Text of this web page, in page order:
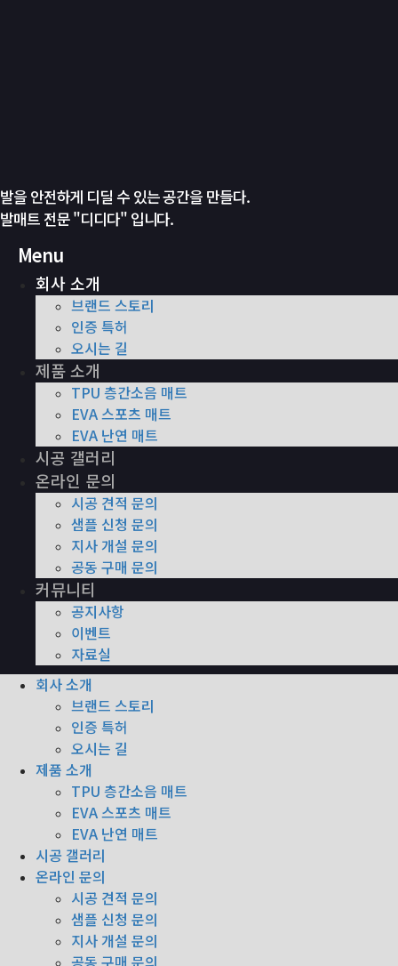
발을 안전하게 디딜 수 있는 공간을 만들다.
발매트 전문 "디디다" 입니다.
Menu
회사 소개
브랜드 스토리
인증 특허
오시는 길
제품 소개
TPU 층간소음 매트
EVA 스포츠 매트
EVA 난연 매트
시공 갤러리
온라인 문의
시공 견적 문의
샘플 신청 문의
지사 개설 문의
공동 구매 문의
커뮤니티
공지사항
이벤트
자료실
회사 소개
브랜드 스토리
인증 특허
오시는 길
제품 소개
TPU 층간소음 매트
EVA 스포츠 매트
EVA 난연 매트
시공 갤러리
온라인 문의
시공 견적 문의
샘플 신청 문의
지사 개설 문의
공동 구매 문의